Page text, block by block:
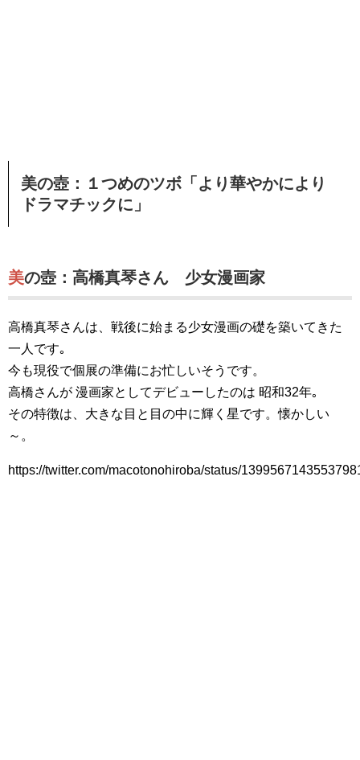
美の壺：１つめのツボ「より華やかにより
ドラマチックに」
美の壺：高橋真琴さん 少女漫画家
高橋真琴さんは、戦後に始まる少女漫画の礎を築いてきた
一人です｡
今も現役で個展の準備にお忙しいそうです。
高橋さんが 漫画家としてデビューしたのは 昭和32年｡
その特徴は、大きな目と目の中に輝く星です。懐かしい
～。
https://twitter.com/macotonohiroba/status/